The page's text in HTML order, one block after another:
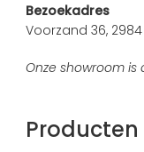
Bezoekadres
Voorzand 36, 2984
Onze showroom
Producten